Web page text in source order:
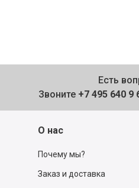
Есть
Звоните +7 495 640 9
О нас
Почему мы?
Заказ и доставка